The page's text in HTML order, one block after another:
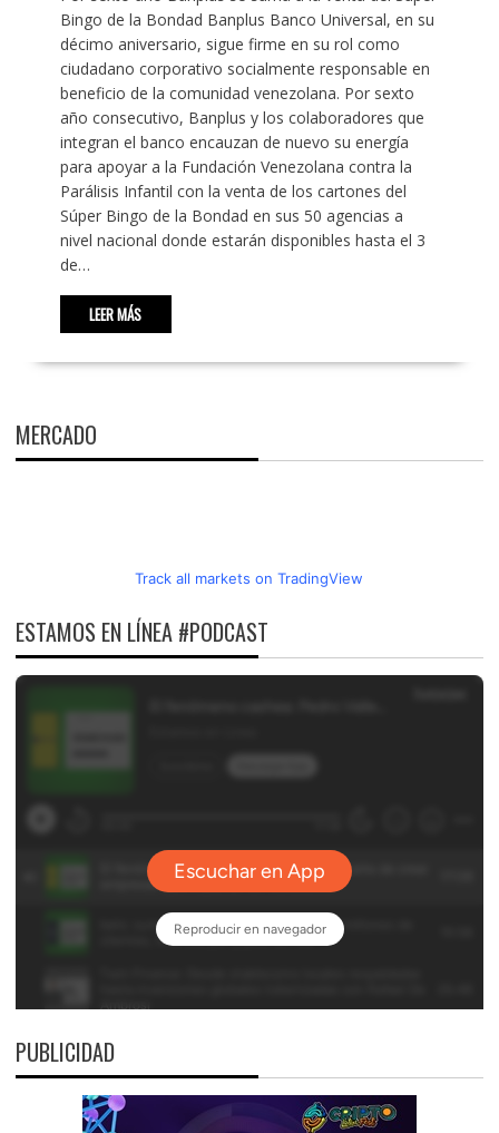
Bingo de la Bondad Banplus Banco Universal, en su
décimo aniversario, sigue firme en su rol como
ciudadano corporativo socialmente responsable en
beneficio de la comunidad venezolana. Por sexto
año consecutivo, Banplus y los colaboradores que
integran el banco encauzan de nuevo su energía
para apoyar a la Fundación Venezolana contra la
Parálisis Infantil con la venta de los cartones del
Súper Bingo de la Bondad en sus 50 agencias a
nivel nacional donde estarán disponibles hasta el 3
de…
LEER MÁS
MERCADO
Track all markets on TradingView
ESTAMOS EN LÍNEA #PODCAST
PUBLICIDAD